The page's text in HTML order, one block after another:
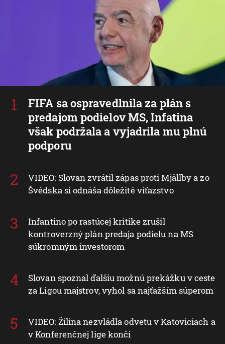
FIFA sa ospravedlnila za plán s
predajom podielov MS, Infatina
však podržala a vyjadrila mu plnú
podporu
VIDEO: Slovan zvrátil zápas proti Mjällby a zo
Švédska si odnáša dôležité víťazstvo
Infantino po rastúcej kritike zrušil
kontroverzný plán predaja podielu na MS
súkromným investorom
Slovan spoznal ďalšiu možnú prekážku v ceste
za Ligou majstrov, vyhol sa najťažším súperom
VIDEO: Žilina nezvládla odvetu v Katoviciach a
v Konferenčnej lige končí